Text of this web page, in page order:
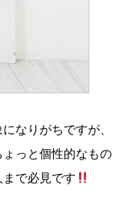
なりがちですが、
っと個性的なもの
で必見です